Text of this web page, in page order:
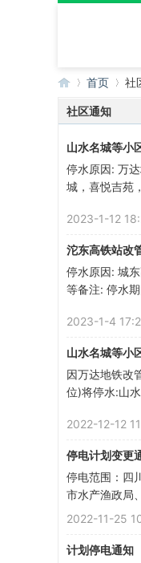
好
美
›
首页
›
社
社区通知
山水名城等小
停水原因: 万
城，喜悦吉苑
2023-1-12
沱东高铁站改
停水原因: 城
等备注: 停水
2023-1-4
山水名城等小
因万达地铁改
位)将停水:山
2022-12-12
停电计划变更
停电范围：四
市水产渔政局
2022-11-25
计划停电通知